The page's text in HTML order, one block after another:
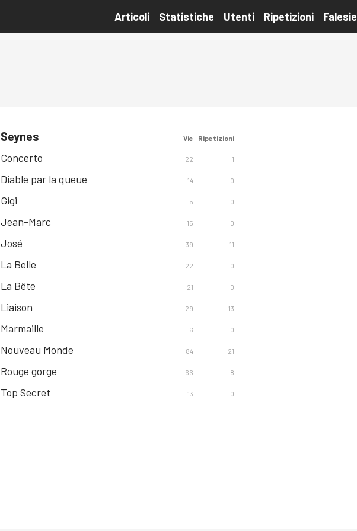
Articoli Statistiche Utenti Ripetizioni Falesie
Seynes Vie Ripetizioni
Concerto 22 1
Diable par la queue 14 0
Gigi 5 0
Jean-Marc 15 0
José 39 11
La Belle 22 0
La Bête 21 0
Liaison 29 13
Marmaille 6 0
Nouveau Monde 84 21
Rouge gorge 66 8
Top Secret 13 0